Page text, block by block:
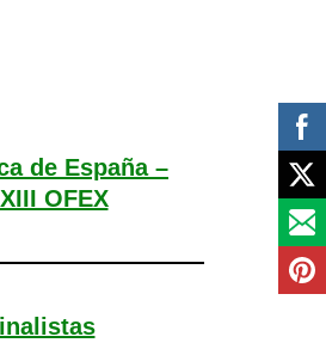
de España –
OFEX